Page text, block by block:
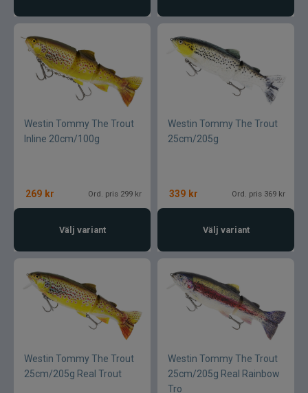
Westin Tommy The Trout
Inline 20cm/100g
269 kr Ord. pris 299 kr
Välj variant
Westin Tommy The Trout
25cm/205g
339 kr Ord. pris 369 kr
Välj variant
Westin Tommy The Trout
25cm/205g Real Trout
Westin Tommy The Trout
25cm/205g Real Rainbow
Tro